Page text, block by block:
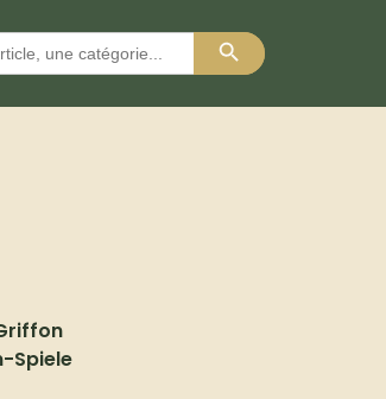
Search Button
Spiele